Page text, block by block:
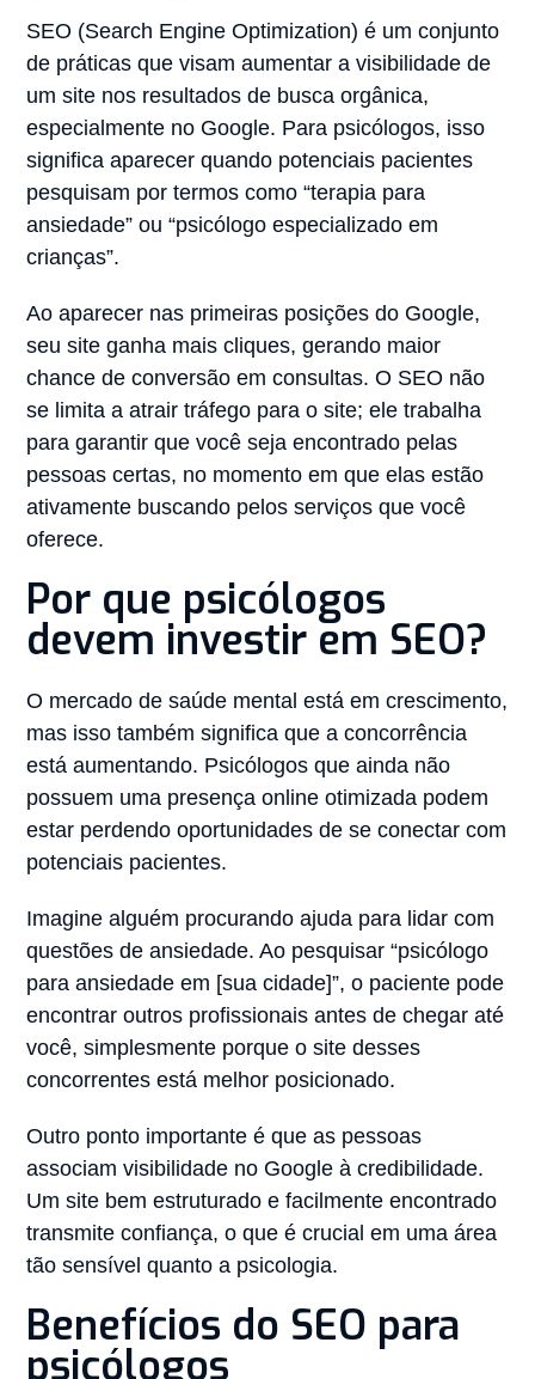
SEO (Search Engine Optimization) é um conjunto
de práticas que visam aumentar a visibilidade de
um site nos resultados de busca orgânica,
especialmente no Google. Para psicólogos, isso
significa aparecer quando potenciais pacientes
pesquisam por termos como “terapia para
ansiedade” ou “psicólogo especializado em
crianças”.
Ao aparecer nas primeiras posições do Google,
seu site ganha mais cliques, gerando maior
chance de conversão em consultas. O SEO não
se limita a atrair tráfego para o site; ele trabalha
para garantir que você seja encontrado pelas
pessoas certas, no momento em que elas estão
ativamente buscando pelos serviços que você
oferece.
Por que psicólogos
devem investir em SEO?
O mercado de saúde mental está em crescimento,
mas isso também significa que a concorrência
está aumentando. Psicólogos que ainda não
possuem uma presença online otimizada podem
estar perdendo oportunidades de se conectar com
potenciais pacientes.
Imagine alguém procurando ajuda para lidar com
questões de ansiedade. Ao pesquisar “psicólogo
para ansiedade em [sua cidade]”, o paciente pode
encontrar outros profissionais antes de chegar até
você, simplesmente porque o site desses
concorrentes está melhor posicionado.
Outro ponto importante é que as pessoas
associam visibilidade no Google à credibilidade.
Um site bem estruturado e facilmente encontrado
transmite confiança, o que é crucial em uma área
tão sensível quanto a psicologia.
Benefícios do SEO para
psicólogos